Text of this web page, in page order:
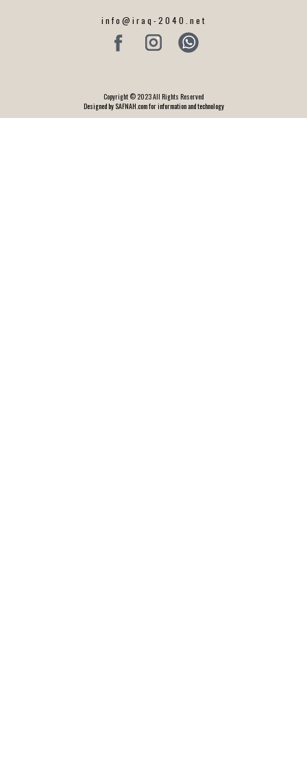
info@iraq-2040.net
Copyright © 2023 All Rights Reserved
Designed by SAFNAH.com for information and technology